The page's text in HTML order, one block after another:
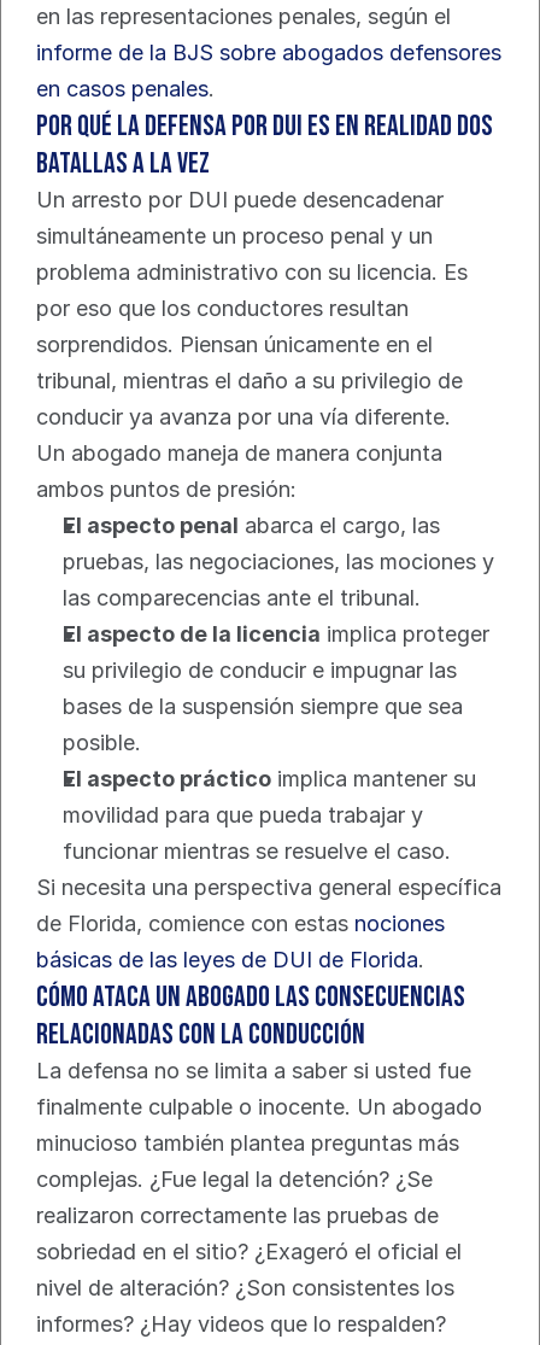
informe de la BJS sobre abogados defensores
en casos penales.
Por qué la defensa por DUI es en realidad dos
batallas a la vez
Un arresto por DUI puede desencadenar
simultáneamente un proceso penal y un
problema administrativo con su licencia. Es
por eso que los conductores resultan
sorprendidos. Piensan únicamente en el
tribunal, mientras el daño a su privilegio de
conducir ya avanza por una vía diferente.
Un abogado maneja de manera conjunta
ambos puntos de presión:
El aspecto penal abarca el cargo, las
pruebas, las negociaciones, las mociones y
las comparecencias ante el tribunal.
El aspecto de la licencia implica proteger
su privilegio de conducir e impugnar las
bases de la suspensión siempre que sea
posible.
El aspecto práctico implica mantener su
movilidad para que pueda trabajar y
funcionar mientras se resuelve el caso.
Si necesita una perspectiva general específica
de Florida, comience con estas nociones
básicas de las leyes de DUI de Florida.
Cómo ataca un abogado las consecuencias
relacionadas con la conducción
La defensa no se limita a saber si usted fue
finalmente culpable o inocente. Un abogado
minucioso también plantea preguntas más
complejas. ¿Fue legal la detención? ¿Se
realizaron correctamente las pruebas de
sobriedad en el sitio? ¿Exageró el oficial el
nivel de alteración? ¿Son consistentes los
informes? ¿Hay videos que lo respalden?